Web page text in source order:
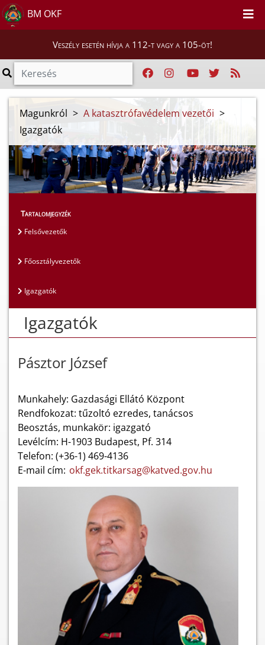
BM OKF
Veszély esetén hívja a 112-t vagy a 105-öt!
Magunkról > A katasztrófavédelem vezetői >
Igazgatók
Tartalomjegyzék
Felsővezetők
Főosztályvezetők
Igazgatók
Igazgatók
Pásztor József
Munkahely: Gazdasági Ellátó Központ
Rendfokozat: tűzoltó ezredes, tanácsos
Beosztás, munkakör: igazgató
Levélcím: H-1903 Budapest, Pf. 314
Telefon: (+36-1) 469-4136
E-mail cím: okf.gek.titkarsag@katved.gov.hu